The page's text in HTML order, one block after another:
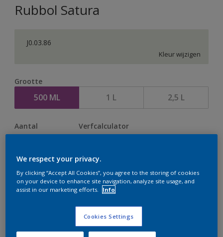
Rubbol Satura
J0.03.86
Kleur wijzigen
Grootte
500 ML 1 L 2,5 L
Aantal Verfcalculator
Op dit moment is het niet mogelijk dit product online
te bestellen. Houd de website in de gaten, we werken
We respect your privacy.
By clicking “Accept All Cookies”, you agree to the storing of cookies
on your device to enhance site navigation, analyze site usage, and
assist in our marketing efforts.
Info
Cookies Settings